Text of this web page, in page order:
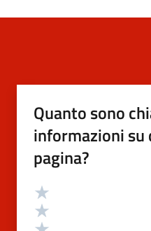
Quanto sono
informazioni su
pagina?
Valutazione